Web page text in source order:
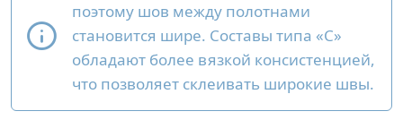
поэтому шов между полотнами
становится шире. Составы типа «С»
обладают более вязкой консистенцией,
что позволяет склеивать широкие швы.